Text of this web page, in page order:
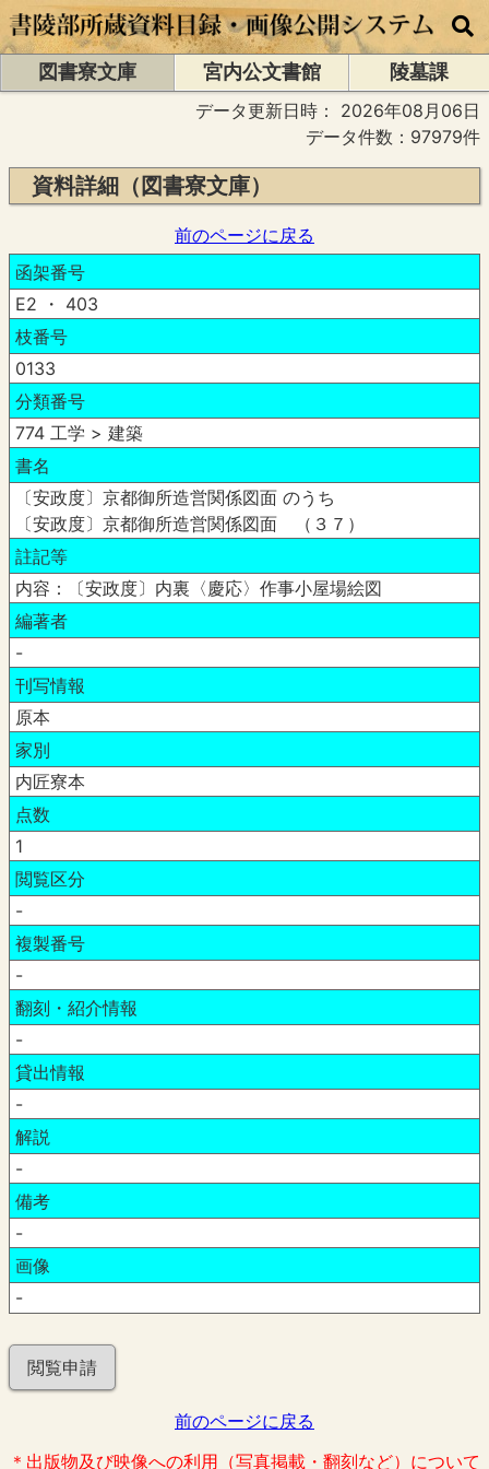
図書寮文庫 宮内公文書館
陵墓課
データ更新日時： 2026年08月06日
データ件数：97979件
資料詳細（図書寮文庫）
前のページに戻る
函架番号
E2 ・ 403
枝番号
0133
分類番号
774 工学 > 建築
書名
〔安政度〕京都御所造営関係図面 のうち
〔安政度〕京都御所造営関係図面 （３７）
註記等
内容：〔安政度〕内裏〈慶応〉作事小屋場絵図
編著者
-
刊写情報
原本
家別
内匠寮本
点数
1
閲覧区分
-
複製番号
-
翻刻・紹介情報
-
貸出情報
-
解説
-
備考
-
画像
-
閲覧申請
前のページに戻る
＊出版物及び映像への利用（写真掲載・翻刻など）について